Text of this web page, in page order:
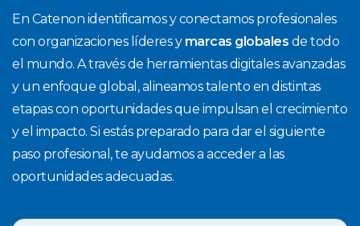
En Catenon identificamos y conectamos profesionales
con organizaciones líderes y marcas globales de todo
el mundo. A través de herramientas digitales avanzadas
y un enfoque global, alineamos talento en distintas
etapas con oportunidades que impulsan el crecimiento
y el impacto. Si estás preparado para dar el siguiente
paso profesional, te ayudamos a acceder a las
oportunidades adecuadas.